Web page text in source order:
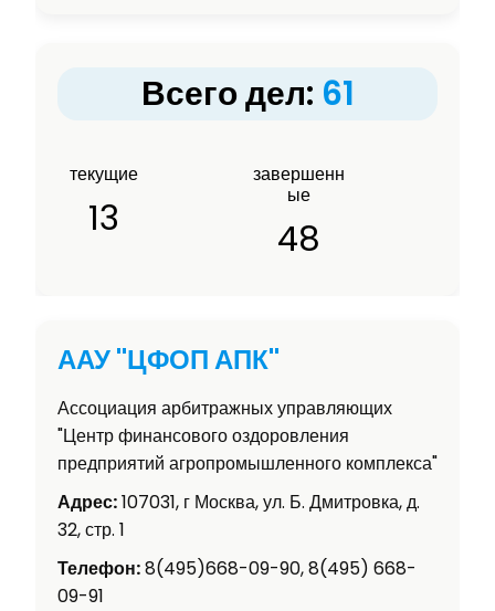
Всего дел: 61
текущие
13
завершенн
ые
48
ААУ "ЦФОП АПК"
Ассоциация арбитражных управляющих
"Центр финансового оздоровления
предприятий агропромышленного комплекса"
Адрес:107031, г Москва, ул. Б. Дмитровка, д.
32, стр. 1
Телефон:8(495)668-09-90, 8(495) 668-
09-91